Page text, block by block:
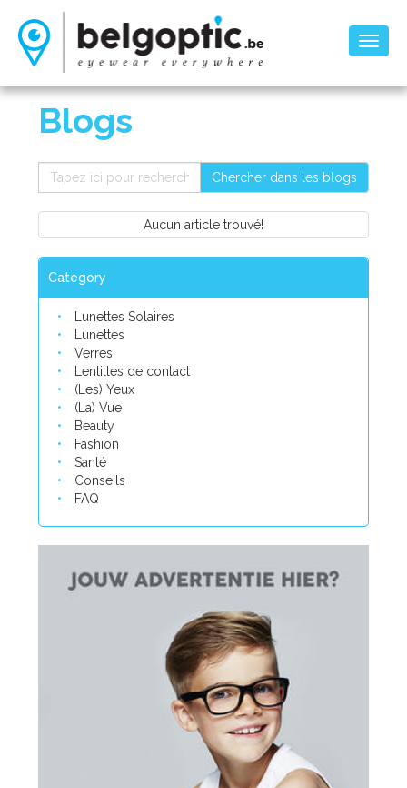
Blogs
Chercher dans les blogs
Aucun article trouvé!
Category
Lunettes Solaires
Lunettes
Verres
Lentilles de contact
(Les) Yeux
(La) Vue
Beauty
Fashion
Santé
Conseils
FAQ